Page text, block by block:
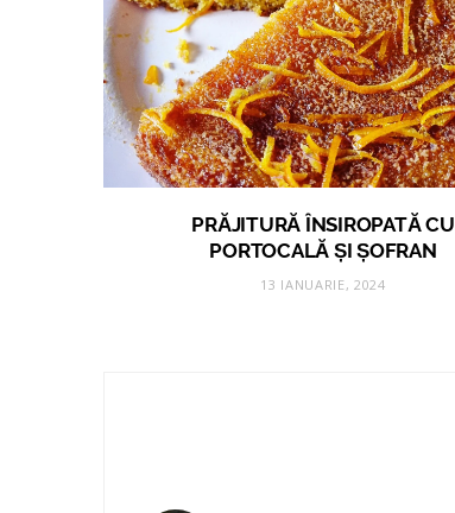
PRĂJITURĂ ÎNSIROPATĂ CU
PORTOCALĂ ȘI ȘOFRAN
13 IANUARIE, 2024